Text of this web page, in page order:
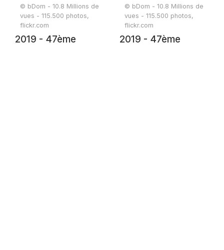
© bDom - 10.8 Millions de
vues - 115.500 photos,
flickr.com
2019 - 47ème
© bDom - 10.8 Millions de
vues - 115.500 photos,
flickr.com
2019 - 47ème